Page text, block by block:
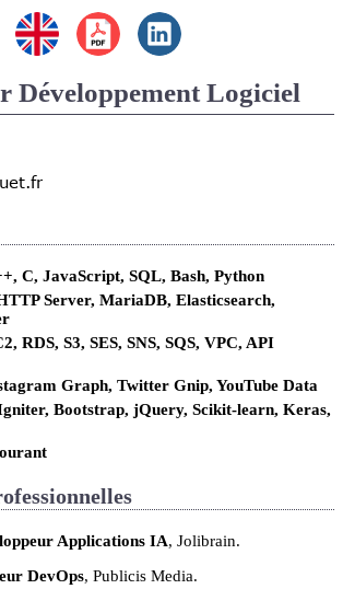
Développement Logiciel
C, JavaScript, SQL, Bash, Python
Server, MariaDB, Elasticsearch,
RDS, S3, SES, SNS, SQS, VPC, API
Graph, Twitter Gnip, YouTube Data
Bootstrap, jQuery, Scikit-learn, Keras,
Applications IA, Jolibrain.
DevOps, Publicis Media.